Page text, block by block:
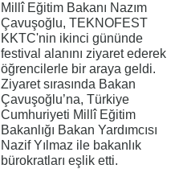
Millî Eğitim Bakanı Nazım
Çavuşoğlu, TEKNOFEST
KKTC'nin ikinci gününde
festival alanını ziyaret ederek
öğrencilerle bir araya geldi.
Ziyaret sırasında Bakan
Çavuşoğlu’na, Türkiye
Cumhuriyeti Millî Eğitim
Bakanlığı Bakan Yardımcısı
Nazif Yılmaz ile bakanlık
bürokratları eşlik etti.